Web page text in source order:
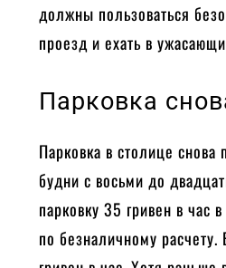
должны пользоваться
проезд и ехать в
Парковка
Парковка в столице
будни с восьми до
парковку 35 гривен в час
по безналичному расчету.